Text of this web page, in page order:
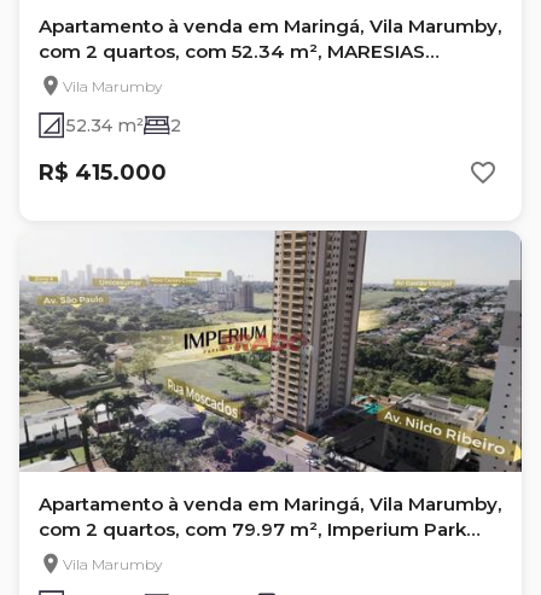
Apartamento à venda em Maringá, Vila Marumby,
com 2 quartos, com 52.34 m², MARESIAS
RESIDENCIAL
Vila Marumby
52.34 m² 2
R$ 415.000
Apartamento à venda em Maringá, Vila Marumby,
com 2 quartos, com 79.97 m², Imperium Park
Residence
Vila Marumby